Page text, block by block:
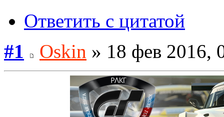
Ответить с цитатой
#1
Oskin » 18 фев 2016,